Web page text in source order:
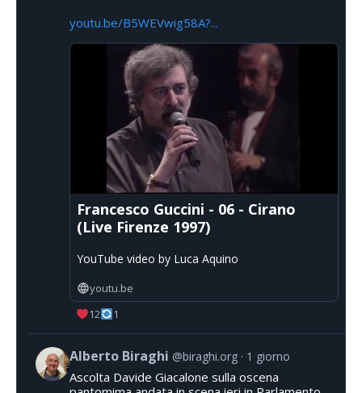
youtu.be/B5WEVwig58A?...
Francesco Guccini - 06 - Cirano
(Live Firenze 1997)
YouTube video by Luca Aquino
youtu.be
12
1
Alberto Biraghi @biraghi.org 1 giorno
Ascolta Davide Giacalone sulla oscena